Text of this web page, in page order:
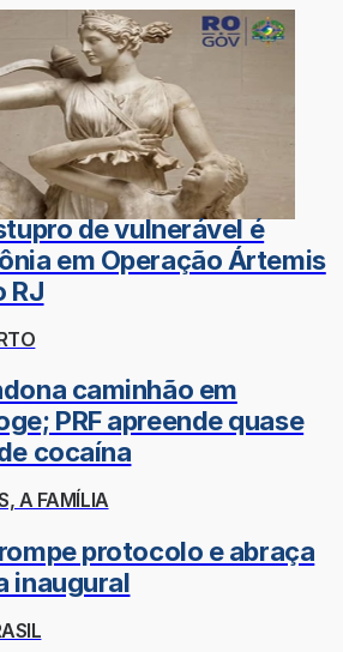
de vulnerável é
em Operação Ártemis
RJ
caminhão em
PRF apreende quase
cocaína
A FAMÍLIA
protocolo e abraça
inaugural